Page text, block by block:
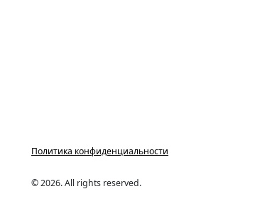
Политика конфиденциальности
© 2026. All rights reserved.